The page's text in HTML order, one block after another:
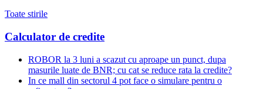
Toate stirile
Calculator de credite
ROBOR la 3 luni a scazut cu aproape un punct, dupa
masurile luate de BNR; cu cat se reduce rata la credite?
In ce mall din sectorul 4 pot face o simulare pentru o